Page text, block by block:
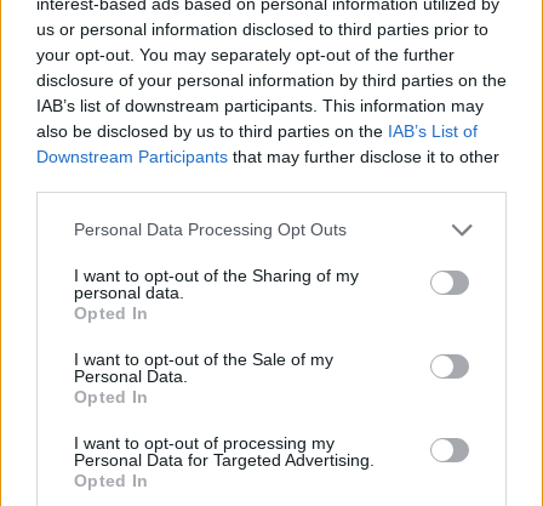
us or personal information disclosed to third parties prior to
your opt-out. You may separately opt-out of the further
disclosure of your personal information by third parties on the
IAB’s list of downstream participants. This information may
also be disclosed by us to third parties on the IAB’s List of
Downstream Participants that may further disclose it to other
Personal Data Processing Opt Outs
I want to opt-out of the Sharing of my
personal data.
Opted In
I want to opt-out of the Sale of my
Personal Data.
Opted In
I want to opt-out of processing my
Personal Data for Targeted Advertising.
Opted In
• Καταργείται το Στρατόπεδο
«ΠΑΠΑΠΑΣΧΑΛΗ», στο Πανόραμα
Θεσσαλονίκης και η Μονάδα που εδρεύει